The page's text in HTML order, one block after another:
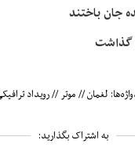
گذاشت
لغمان//موتر //رویداد
به اشتراک بگذارید: